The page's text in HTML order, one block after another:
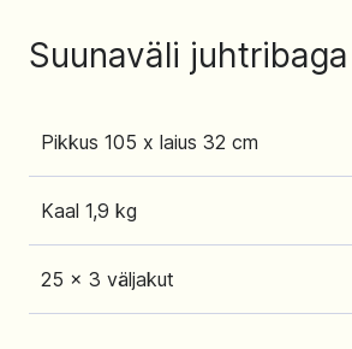
Suunaväli juhtribaga
Pikkus 105 x laius 32 cm
Kaal 1,9 kg
25 x 3 väljakut